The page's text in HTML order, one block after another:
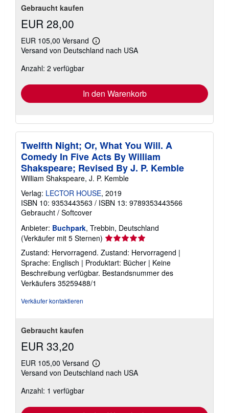
Gebraucht kaufen
EUR 28,00
EUR 105,00 Versand
Weitere
Informationen
Versand von Deutschland nach USA
Anzahl: 2 verfügbar
In den Warenkorb
Twelfth Night; Or, What You Will. A
Comedy In Five Acts By William
Shakspeare; Revised By J. P. Kemble
William Shakspeare, J. P. Kemble
Verlag: LECTOR HOUSE, 2019
ISBN 10: 9353443563 / ISBN 13: 9789353443566
Gebraucht / Softcover
Anbieter: Buchpark, Trebbin, Deutschland
(Verkäufer mit 5 Sternen) Verkäuferbewertung
5
von
5
Sternen
Zustand: Hervorragend. Zustand: Hervorragend |
Sprache: Englisch | Produktart: Bücher | Keine
Beschreibung verfügbar. Bestandsnummer des
Verkäufers 35259488/1
Verkäufer kontaktieren
Gebraucht kaufen
EUR 33,20
EUR 105,00 Versand
Weitere
Informationen
Versand von Deutschland nach USA
Anzahl: 1 verfügbar